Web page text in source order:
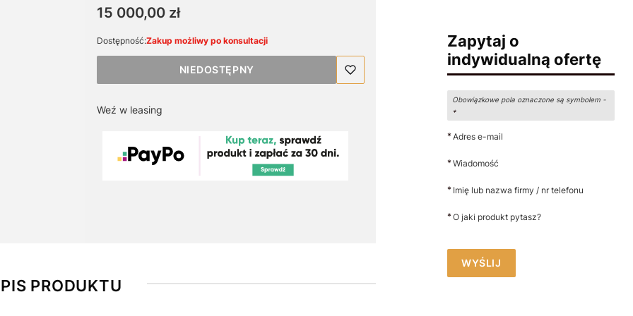
Cena
15 000,00 zł
Dostępność:Zakup możliwy po konsultacji
NIEDOSTĘPNY
Weź w leasing
PRODUKTU
Zapytaj o
indywidualną ofertę
Obowiązkowe pola oznaczone są symbolem -
*
*Adres e-mail
*Wiadomość
* Imię lub nazwa firmy / nr telefonu
*O jaki produkt pytasz?
WYŚLIJ